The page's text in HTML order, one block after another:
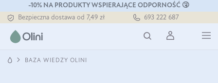
-10% NA PRODUKTY WSPIERAJĄCE ODPORNOŚĆ 🤧
Bezpieczna dostawa od 7,49 zł
Darmowa dostawa od 199 zł
Tłoczony zawsze na zimno
693 222 687
BAZA WIEDZY OLINI